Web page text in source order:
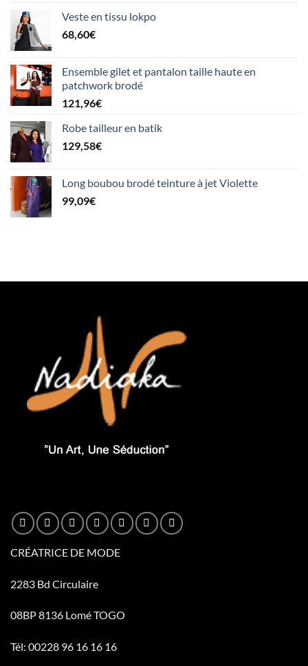
Veste en tissu lokpo
68,60€
Ensemble gilet et pantalon taille haute en
patchwork brodé
121,96€
Robe tailleur en batik
129,58€
Long boubou brodé teinture à jet Violette
99,09€
CRÉATRICE DE MODE
2283 Bd Circulaire
08BP 8136 Lomé TOGO
Tél: 00228 96 16 16 16